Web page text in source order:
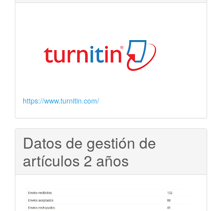
https://www.turnitin.com/
Datos de gestión de
artículos 2 años